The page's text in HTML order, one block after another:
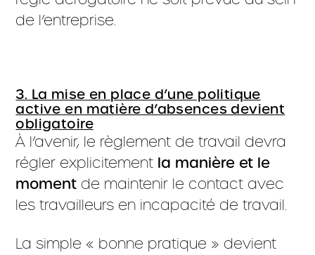
de l’entreprise.
3. La mise en place d’une politique
active en matière d’absences devient
obligatoire
À l’avenir, le règlement de travail devra
régler explicitement la manière et le
moment de maintenir le contact avec
les travailleurs en incapacité de travail.
La simple « bonne pratique » devient